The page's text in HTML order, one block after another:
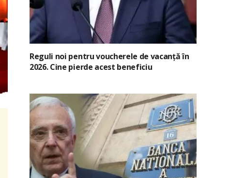
Reguli noi pentru voucherele de vacanță în
2026. Cine pierde acest beneficiu